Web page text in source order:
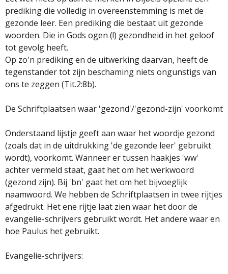
prediking die volledig in overeenstemming is met de
gezonde leer. Een prediking die bestaat uit gezonde
woorden. Die in Gods ogen (!) gezondheid in het geloof
tot gevolg heeft.
Op zo'n prediking en de uitwerking daarvan, heeft de
tegenstander tot zijn beschaming niets ongunstigs van
ons te zeggen (Tit.2:8b).
De Schriftplaatsen waar 'gezond'/'gezond-zijn' voorkomt
Onderstaand lijstje geeft aan waar het woordje gezond
(zoals dat in de uitdrukking 'de gezonde leer' gebruikt
wordt), voorkomt. Wanneer er tussen haakjes 'ww'
achter vermeld staat, gaat het om het werkwoord
(gezond zijn). Bij 'bn' gaat het om het bijvoeglijk
naamwoord. We hebben de Schriftplaatsen in twee rijtjes
afgedrukt. Het ene rijtje laat zien waar het door de
evangelie-schrijvers gebruikt wordt. Het andere waar en
hoe Paulus het gebruikt.
Evangelie-schrijvers: